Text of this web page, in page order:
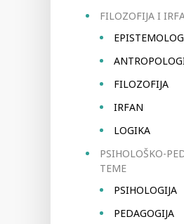
FILOZOFIJA I
FILOZOFIJA
IRFAN
LOGIKA
PSIHOLOŠKO-
TEME
PSIHOLOGIJA
PEDAGOGIJA